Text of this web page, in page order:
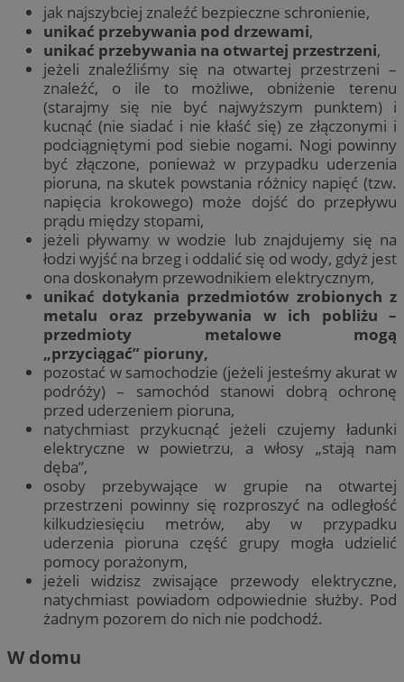
jak najszybciej znaleźć bezpieczne schronienie,
unikać przebywania pod drzewami,
unikać przebywania na otwartej przestrzeni,
jeżeli znaleźliśmy się na otwartej przestrzeni –
znaleźć, o ile to możliwe, obniżenie terenu
(starajmy się nie być najwyższym punktem) i
kucnąć (nie siadać i nie kłaść się) ze złączonymi i
podciągniętymi pod siebie nogami. Nogi powinny
być złączone, ponieważ w przypadku uderzenia
pioruna, na skutek powstania różnicy napięć (tzw.
napięcia krokowego) może dojść do przepływu
prądu między stopami,
jeżeli pływamy w wodzie lub znajdujemy się na
łodzi wyjść na brzeg i oddalić się od wody, gdyż jest
ona doskonałym przewodnikiem elektrycznym,
unikać dotykania przedmiotów zrobionych z
metalu oraz przebywania w ich pobliżu –
przedmioty metalowe mogą
„przyciągać” pioruny,
pozostać w samochodzie (jeżeli jesteśmy akurat w
podróży) – samochód stanowi dobrą ochronę
przed uderzeniem pioruna,
natychmiast przykucnąć jeżeli czujemy ładunki
elektryczne w powietrzu, a włosy „stają nam
dęba”,
osoby przebywające w grupie na otwartej
przestrzeni powinny się rozproszyć na odległość
kilkudziesięciu metrów, aby w przypadku
uderzenia pioruna część grupy mogła udzielić
pomocy porażonym,
jeżeli widzisz zwisające przewody elektryczne,
natychmiast powiadom odpowiednie służby. Pod
żadnym pozorem do nich nie podchodź.
W domu